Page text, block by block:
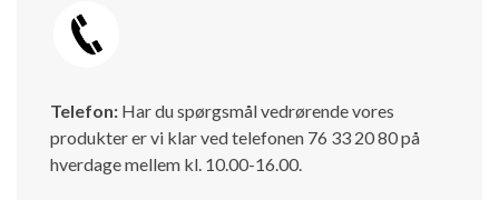
Telefon: Har du spørgsmål vedrørende vores
produkter er vi klar ved telefonen 76 33 20 80 på
hverdage mellem kl. 10.00-16.00.